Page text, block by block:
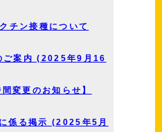
チン接種について
ご案内 (2025年9月16
変更のお知らせ】
係る掲示 (2025年5月